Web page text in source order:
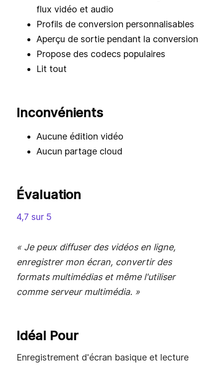
flux vidéo et audio
Profils de conversion personnalisables
Aperçu de sortie pendant la conversion
Propose des codecs populaires
Lit tout
Inconvénients
Aucune édition vidéo
Aucun partage cloud
Évaluation
4,7 sur 5
« Je peux diffuser des vidéos en ligne,
enregistrer mon écran, convertir des
formats multimédias et même l'utiliser
comme serveur multimédia. »
Idéal Pour
Enregistrement d'écran basique et lecture